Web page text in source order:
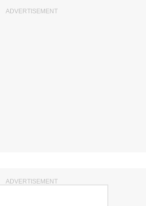
ADVERTISEMENT
ADVERTISEMENT